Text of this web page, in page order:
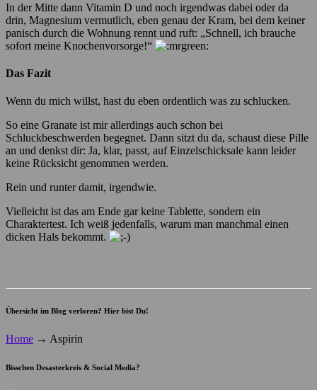
In der Mitte dann Vitamin D und noch irgendwas dabei oder da
drin, Magnesium vermutlich, eben genau der Kram, bei dem keiner
panisch durch die Wohnung rennt und ruft: „Schnell, ich brauche
sofort meine Knochenvorsorge!“
Das Fazit
Wenn du mich willst, hast du eben ordentlich was zu schlucken.
So eine Granate ist mir allerdings auch schon bei
Schluckbeschwerden begegnet. Dann sitzt du da, schaust diese Pille
an und denkst dir: Ja, klar, passt, auf Einzelschicksale kann leider
keine Rücksicht genommen werden.
Rein und runter damit, irgendwie.
Vielleicht ist das am Ende gar keine Tablette, sondern ein
Charaktertest. Ich weiß jedenfalls, warum man manchmal einen
dicken Hals bekommt.
Übersicht im Blog verloren? Hier bist Du!
Home → Aspirin
Bisschen Desasterkreis & Social Media?